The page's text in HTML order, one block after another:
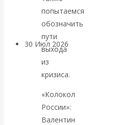
Центробанков?
30 Июл 2026
экономика
Валентин
Катасонов.
попытаемся
обозначить
пути
выхода
из
кризиса.
«Колокол
России»:
Валентин